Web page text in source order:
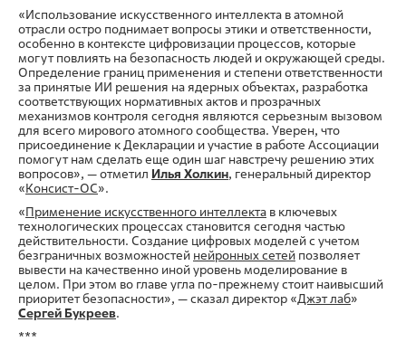
«Использование искусственного интеллекта в атомной
отрасли остро поднимает вопросы этики и ответственности,
особенно в контексте цифровизации процессов, которые
могут повлиять на безопасность людей и окружающей среды.
Определение границ применения и степени ответственности
за принятые ИИ решения на ядерных объектах, разработка
соответствующих нормативных актов и прозрачных
механизмов контроля сегодня являются серьезным вызовом
для всего мирового атомного сообщества. Уверен, что
присоединение к Декларации и участие в работе Ассоциации
помогут нам сделать еще один шаг навстречу решению этих
вопросов», — отметил Илья Холкин, генеральный директор
«Консист-ОС».
«Применение искусственного интеллекта в ключевых
технологических процессах становится сегодня частью
действительности. Создание цифровых моделей с учетом
безграничных возможностей нейронных сетей позволяет
вывести на качественно иной уровень моделирование в
целом. При этом во главе угла по-прежнему стоит наивысший
приоритет безопасности», — сказал директор «Джэт лаб»
Сергей Букреев.
***